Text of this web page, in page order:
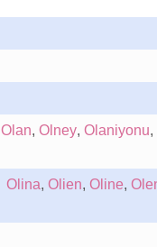
Olan, Olney, Olaniyonu,
Olina, Olien, Oline,